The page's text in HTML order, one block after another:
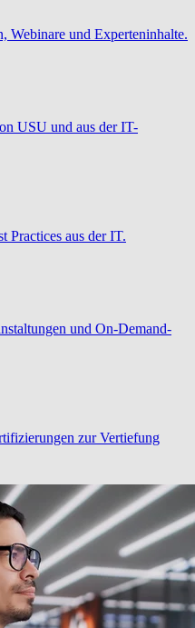
Webinare und Experteninhalte.
USU und aus der IT-
Practices aus der IT.
und On-Demand-
zur Vertiefung